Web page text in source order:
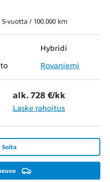
vuotta / 100.000 km
Hybridi
Rovaniemi
alk. 728 €/kk
Laske rahoitus
Soita